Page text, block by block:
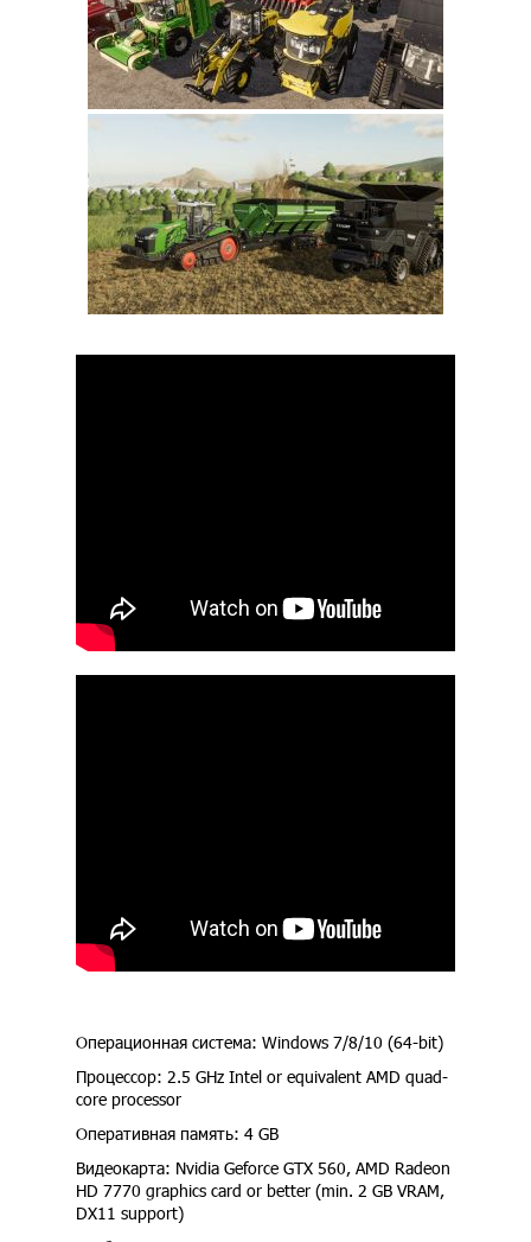
Операционная система: Windows 7/8/10 (64-bit)
Процессор: 2.5 GHz Intel or equivalent AMD quad-
core processor
Оперативная память: 4 GB
Видеокарта: Nvidia Geforce GTX 560, AMD Radeon
HD 7770 graphics card or better (min. 2 GB VRAM,
DX11 support)